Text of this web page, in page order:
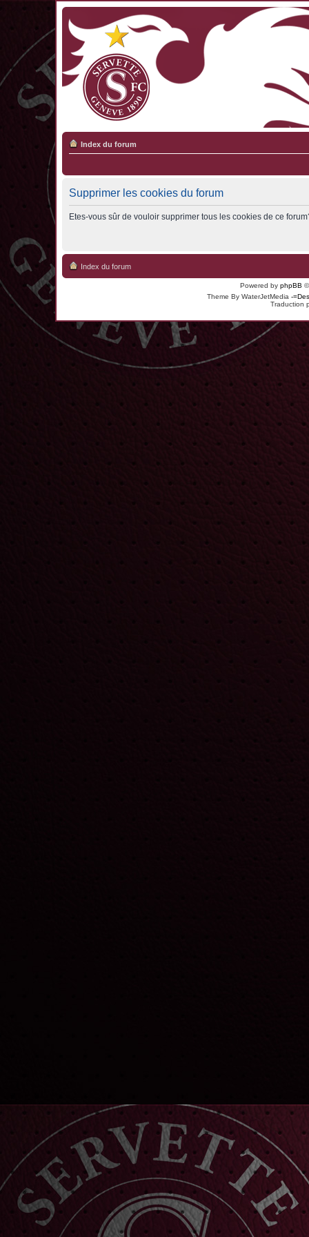
Index du forum
Supprimer les cookies du forum
Etes-vous sûr de vouloir supprimer tous les cookies de ce
Index du forum
Powered by phpBB
Theme By WaterJetMedia -
Traduction